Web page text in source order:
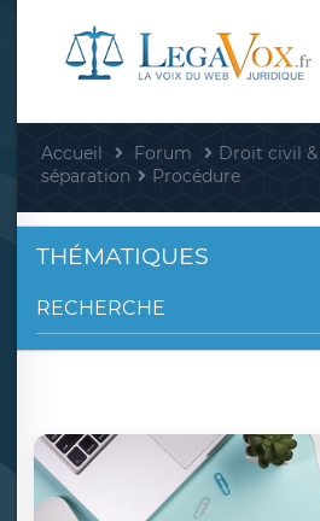
Accueil Forum Droit civil
séparation
Procédure
THÉMATIQUES